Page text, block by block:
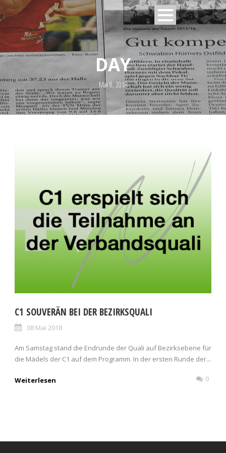
DAY
Mai 8, 2018
C1 SOUVERÄN BEI DER BEZIRKSQUALI
08 Mai 2018
Am Samstag stand die Endrunde der Quali auf Bezirksebene für
die Mädels der C1 auf dem Programm. In der ersten Runde der...
Weiterlesen 0